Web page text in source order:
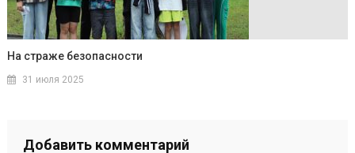
На страже безопасности
31 июля 2025
Добавить комментарий